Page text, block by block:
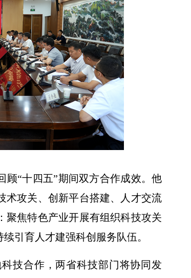
顾“十四五”期间双方合作成效。他
术攻关、创新平台搭建、人才交流
聚焦特色产业开展有组织科技攻关
引育人才建强科创服务队伍。
技合作，两省科技部门将协同发
校党委书记黄思光观摩我校小麦品种